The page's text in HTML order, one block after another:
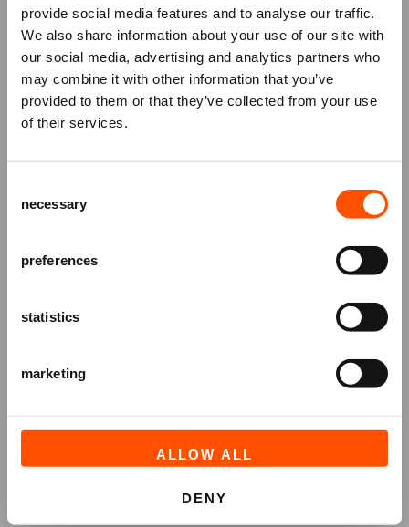
provide social media features and to analyse our traffic.
We also share information about your use of our site with
our social media, advertising and analytics partners who
may combine it with other information that you’ve
provided to them or that they’ve collected from your use
of their services.
Selection
necessary
preferences
statistics
marketing
ALLOW ALL
DENY
via de Theaterkassa. Bel +31 (0)591 850 856 of mail
naar info@atlastheater.nl om je plek te reserveren.
Mis niks
en speciale aanbiedingen!